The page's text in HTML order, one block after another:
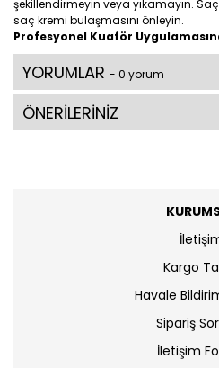
şekillendirmeyin veya yıkamayın.
saç kremi bulaşmasını önleyin.
Profesyonel Kuaför
YORUMLAR - 0 yorum
ÖNERİLERİNİZ
Kargo
Havale
Sipariş
İletişim